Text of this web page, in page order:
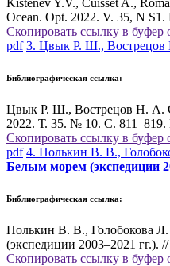
Ocean. Opt. 2022. V. 35, N S1.
Скопировать ссылку в буфер
pdf 3. Цвык Р. Ш.,
Библиографическая ссылка:
Цвык Р. Ш., Вострецов Н. А.
2022. Т. 35. № 10. С.
Скопировать ссылку в буфер
pdf 4. Полькин В. В.,
Белым морем (экспедиции
Библиографическая ссылка:
Полькин В. В., Голобокова
(экспедиции 2003–2021 гг.).
Скопировать ссылку в буфер